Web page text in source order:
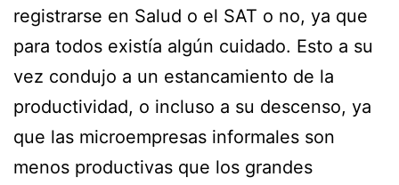
registrarse en Salud o el SAT o no, ya que
para todos existía algún cuidado. Esto a su
vez condujo a un estancamiento de la
productividad, o incluso a su descenso, ya
que las microempresas informales son
menos productivas que los grandes